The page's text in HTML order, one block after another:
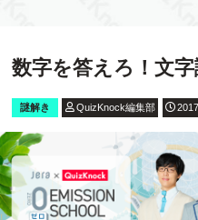
数字を答えろ！文字
謎解き QuizKnock編集部